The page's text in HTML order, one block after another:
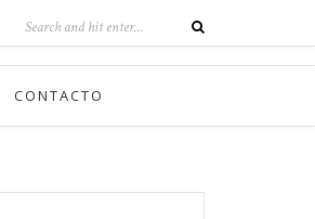
CONTACTO